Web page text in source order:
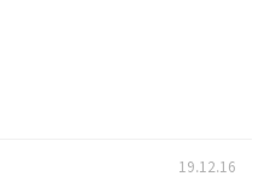
19.12.16